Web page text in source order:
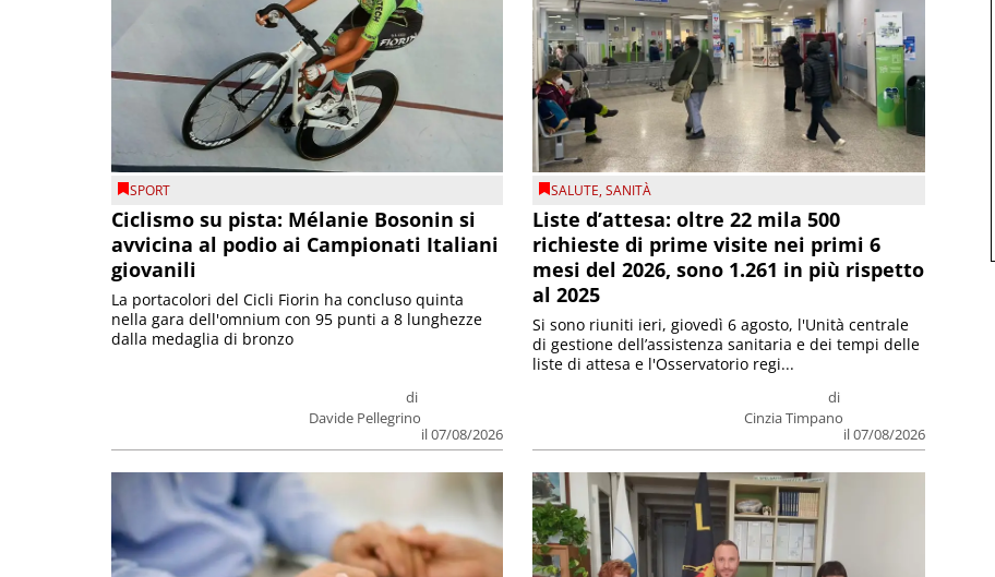
SPORT
Ciclismo su pista: Mélanie Bosonin si
avvicina al podio ai Campionati Italiani
giovanili
di
Davide Pellegrino
il 07/08/2026
La portacolori del Cicli Fiorin ha concluso quinta
nella gara dell'omnium con 95 punti a 8 lunghezze
dalla medaglia di bronzo
SALUTE,SANITÀ
Liste d’attesa: oltre 22 mila 500
richieste di prime visite nei primi 6
mesi del 2026, sono 1.261 in più rispetto
al 2025
di
Cinzia Timpano
il 07/08/2026
Si sono riuniti ieri, giovedì 6 agosto, l'Unità centrale
di gestione dell’assistenza sanitaria e dei tempi delle
liste di attesa e l'Osservatorio regi...